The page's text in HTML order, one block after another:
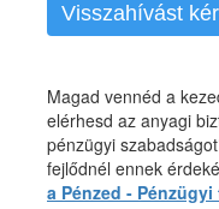
Visszahívást
Magad vennéd a
elérhesd az anyagi
pénzügyi
fejlődnél ennek
a Pénzed -